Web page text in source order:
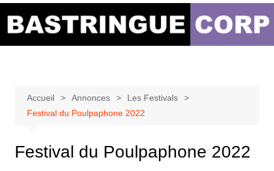
Bastringue Corp –
Accueil Annonces
Les Festivals
Festival du Poulpaphone 2022
Festival du Poulpaphone 2022